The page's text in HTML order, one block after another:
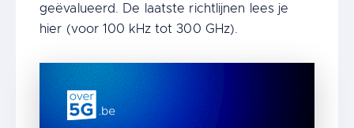
geëvalueerd. De laatste richtlijnen lees je
hier (voor 100 kHz tot 300 GHz).